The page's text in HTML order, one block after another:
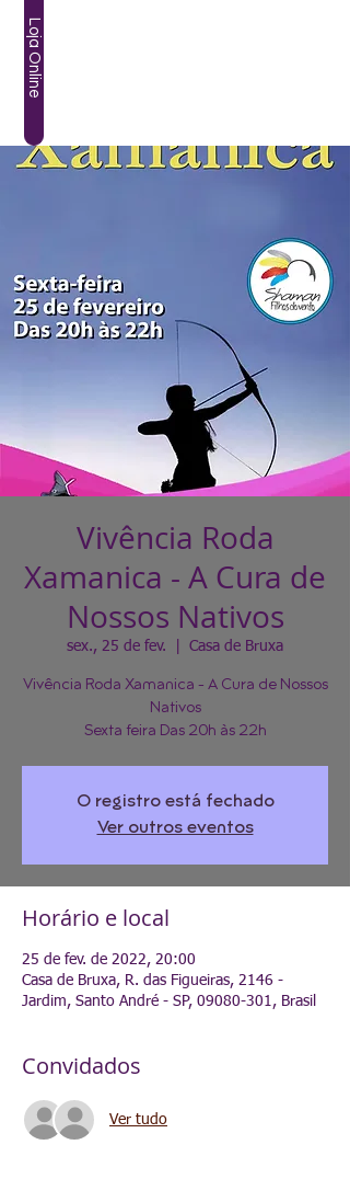
Loja Online
Vivência Roda
Xamanica - A Cura de
Nossos Nativos
sex., 25 de fev. Casa de Bruxa
Vivência Roda Xamanica - A Cura de Nossos
Nativos
Sexta feira Das 20h às 22h
O registro está fechado
Ver outros eventos
Horário e local
25 de fev. de 2022, 20:00
Casa de Bruxa, R. das Figueiras, 2146 -
Jardim, Santo André - SP, 09080-301, Brasil
Convidados
Ver tudo